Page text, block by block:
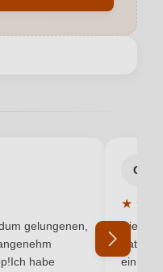
di Sardegna DOC
Cuvée (Rot)
Rot
von 5 von 5 Sternen
gelungenen,
habe
G
★ ★
Die
hat
einmal